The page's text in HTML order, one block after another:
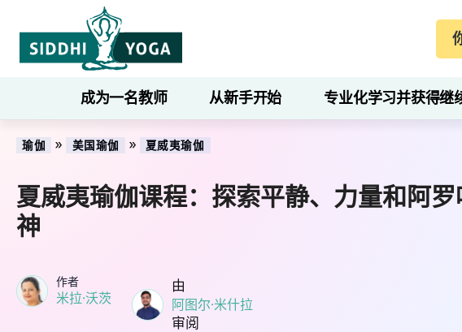
成为一名教师 从新手开始 专业化学习并获得继
瑜伽 » 美国瑜伽 » 夏威夷瑜伽
夏威夷瑜伽课程：探索平静、力量和阿罗
神
作者
米拉·沃茨
由
阿图尔·米什拉
审阅